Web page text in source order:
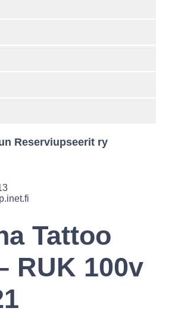
Reserviupseerit ry
Tattoo
RUK 100v